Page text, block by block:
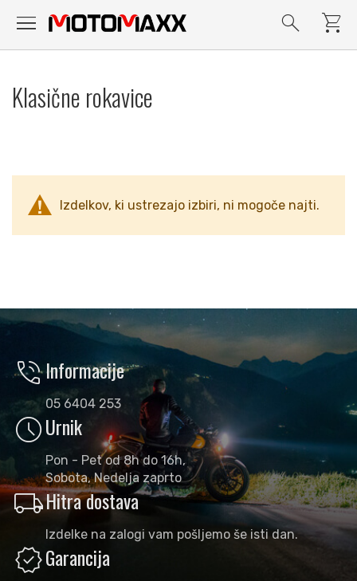
menu search shopping_cart
vsebino
Klasične rokavice
Izdelkov, ki ustrezajo izbiri, ni mogoče najti.
phone_in_talkInformacije
05 6404 253
scheduleUrnik
Pon - Pet od 8h do 16h,
Sobota, Nedelja zaprto
local_shippingHitra dostava
Izdelke na zalogi vam pošljemo še isti dan.
verifiedGarancija